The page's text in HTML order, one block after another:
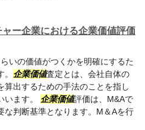
ャー企業における企業価値評価
いの価値がつくかを明確にするた
企業価値査定とは、会社自体の
出するための手法のことを指し
います。 企業価値評価は、M&Aで
な判断基準となります。M＆Aを行